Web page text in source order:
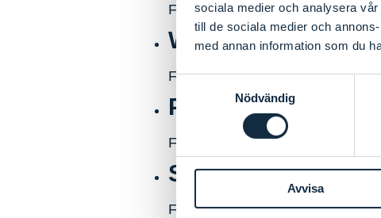
sociala medier och analysera
till de sociala medier och
med annan information som du
Nödvändig
Avvisa
Filstorlek: 903.15 KB Filtyp: pdf
WEBB_Program
Filstorlek: 372.28 KB Filtyp: pdf
Program Affärer i
Filstorlek: 372.28 KB
Strawberry -
Filstorlek: 826.21 KB Filtyp: pdf